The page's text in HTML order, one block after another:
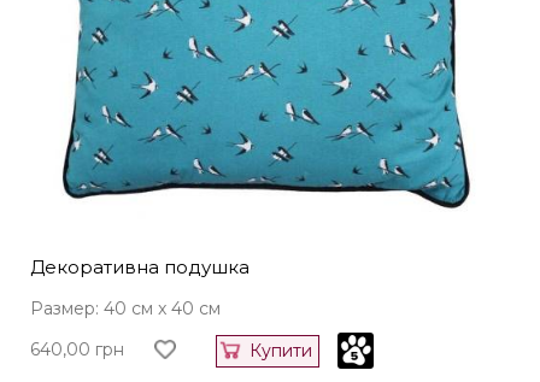
Декоративна подушка
Размер: 40 см x 40 см
640,00 грн Купити